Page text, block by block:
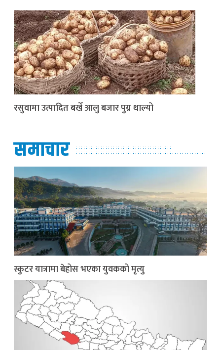
रसुवामा उत्पादित बर्खे आलु बजार पुग्न थाल्यो
समाचार
स्कुटर यात्रामा बेहोस भएका युवकको मृत्यु